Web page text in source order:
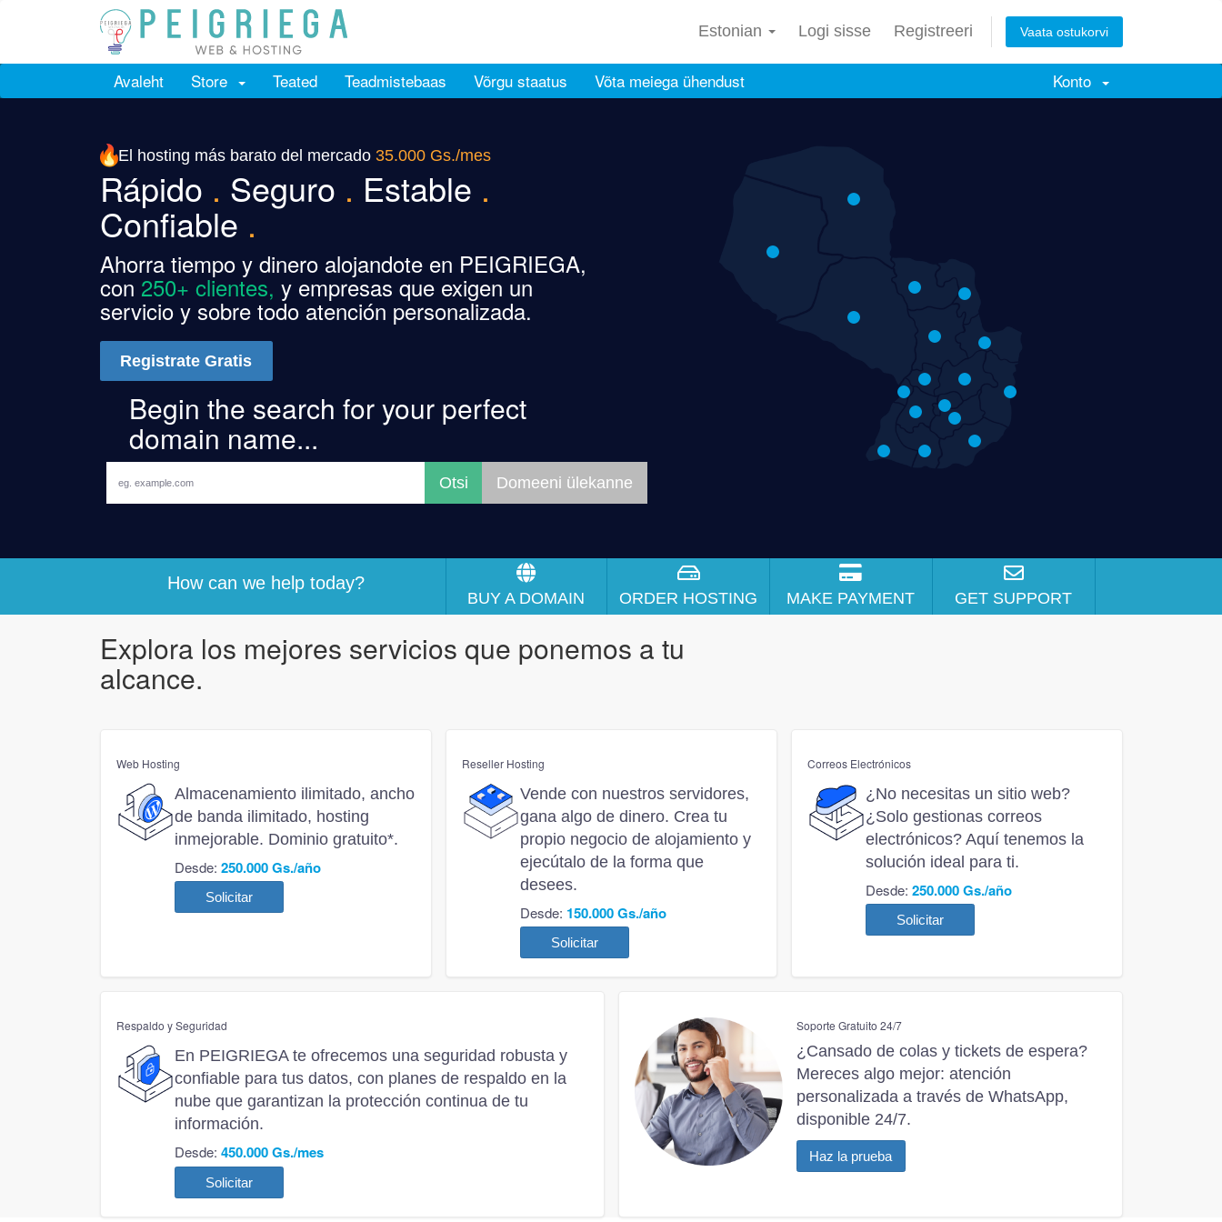
Estonian Logi sisse Registreeri Vaata ostukorvi
Avaleht Store Teated Teadmistebaas Võrgu staatus Võta meiega ühendust Konto
El hosting más barato del mercado 35.000 Gs./mes
Rápido . Seguro . Estable .
Confiable .
Ahorra tiempo y dinero alojandote en PEIGRIEGA,
con 250+ clientes, y empresas que exigen un
servicio y sobre todo atención personalizada.
Registrate Gratis
Begin the search for your perfect
domain name...
How can we help today?
BUY A DOMAIN ORDER HOSTING MAKE PAYMENT GET SUPPORT
Explora los mejores servicios que ponemos a tu
alcance.
Web Hosting
Almacenamiento ilimitado, ancho
de banda ilimitado, hosting
inmejorable. Dominio gratuito*.
Desde: 250.000 Gs./año
Solicitar
Reseller Hosting
Vende con nuestros servidores,
gana algo de dinero. Crea tu
propio negocio de alojamiento y
ejecútalo de la forma que
desees.
Desde: 150.000 Gs./año
Solicitar
Correos Electrónicos
¿No necesitas un sitio web?
¿Solo gestionas correos
electrónicos? Aquí tenemos la
solución ideal para ti.
Desde: 250.000 Gs./año
Solicitar
Respaldo y Seguridad
En PEIGRIEGA te ofrecemos una seguridad robusta y
confiable para tus datos, con planes de respaldo en la
nube que garantizan la protección continua de tu
información.
Desde: 450.000 Gs./mes
Solicitar
Soporte Gratuito 24/7
¿Cansado de colas y tickets de espera?
Mereces algo mejor: atención
personalizada a través de WhatsApp,
disponible 24/7.
Haz la prueba